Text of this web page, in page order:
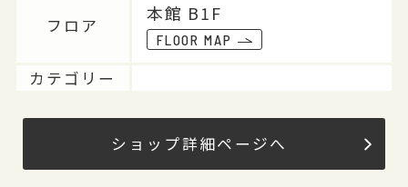
フロア
本館 B1F
FLOOR MAP
カテゴリー
ショップ詳細ページへ